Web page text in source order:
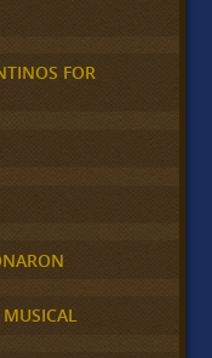
FOR
MUSICAL